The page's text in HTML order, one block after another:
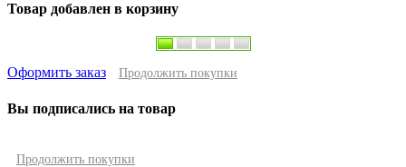
Товар добавлен в корзину
Оформить заказ Продолжить покупки
Вы подписались на товар
Продолжить покупки